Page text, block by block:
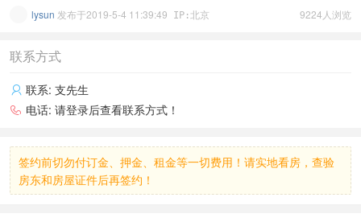
9224人浏览
lysun 发布于2019-5-4 11:39:49 IP:北京
联系方式
 联系: 支先生
 电话: 请登录后查看联系方式！
签约前切勿付订金、押金、租金等一切费用！请实地看房，查验
房东和房屋证件后再签约！